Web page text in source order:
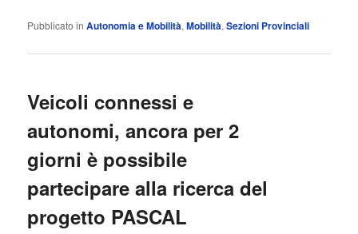
Pubblicato in Autonomia e Mobilità,Mobilità,Sezioni Provinciali
Veicoli connessi e
autonomi, ancora per 2
giorni è possibile
partecipare alla ricerca del
progetto PASCAL